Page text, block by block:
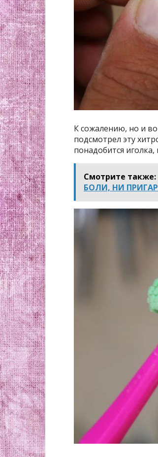
К сожалению, но и
подсмотрел эту
понадобится
Смотрите также:
БОЛИ, НИ